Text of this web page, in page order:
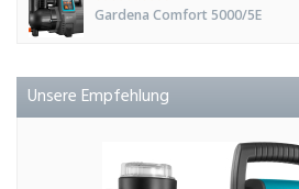
Gardena Comfort 5000/5E
Unsere Empfehlung